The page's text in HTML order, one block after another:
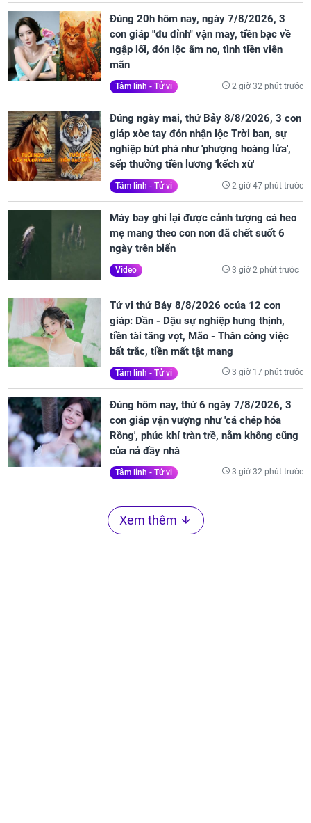
Đúng 20h hôm nay, ngày 7/8/2026, 3
con giáp "đu đỉnh" vận may, tiền bạc về
ngập lối, đón lộc ấm no, tình tiền viên
mãn
Tâm linh - Tử vi 2 giờ 32 phút trước
Đúng ngày mai, thứ Bảy 8/8/2026, 3 con
giáp xòe tay đón nhận lộc Trời ban, sự
nghiệp bứt phá như 'phượng hoàng lửa',
sếp thưởng tiền lương 'kếch xù'
Tâm linh - Tử vi 2 giờ 47 phút trước
Máy bay ghi lại được cảnh tượng cá heo
mẹ mang theo con non đã chết suốt 6
ngày trên biển
Video 3 giờ 2 phút trước
Tử vi thứ Bảy 8/8/2026 ocủa 12 con
giáp: Dần - Dậu sự nghiệp hưng thịnh,
tiền tài tăng vọt, Mão - Thân công việc
bất trắc, tiền mất tật mang
Tâm linh - Tử vi 3 giờ 17 phút trước
Đúng hôm nay, thứ 6 ngày 7/8/2026, 3
con giáp vận vượng như 'cá chép hóa
Rồng', phúc khí tràn trề, nằm không cũng
của nả đầy nhà
Tâm linh - Tử vi 3 giờ 32 phút trước
Xem thêm